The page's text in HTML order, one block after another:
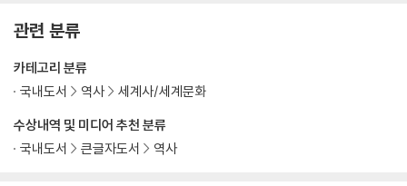
관련 분류
수상내역 및 미디어 추천 분류
국내도서
큰글자도서 역사
카테고리 분류
국내도서
역사 세계사/세계문화